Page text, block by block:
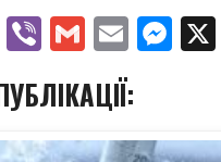
Telegram
ViberGmailEmail